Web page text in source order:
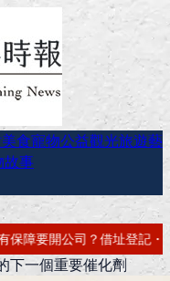
美食寵物公益觀光旅遊藝
故事
・工商登記一次辦好記帳報
下一個重要催化劑